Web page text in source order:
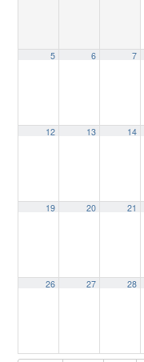
5 6 7
12 13 14
19 20 21
26 27 28